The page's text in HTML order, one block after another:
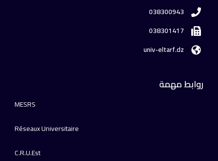
038300943
038301417
univ-eltarf.dz
روابط مهمة
MESRS
Réseaux Universitaire
C.R.U.Est